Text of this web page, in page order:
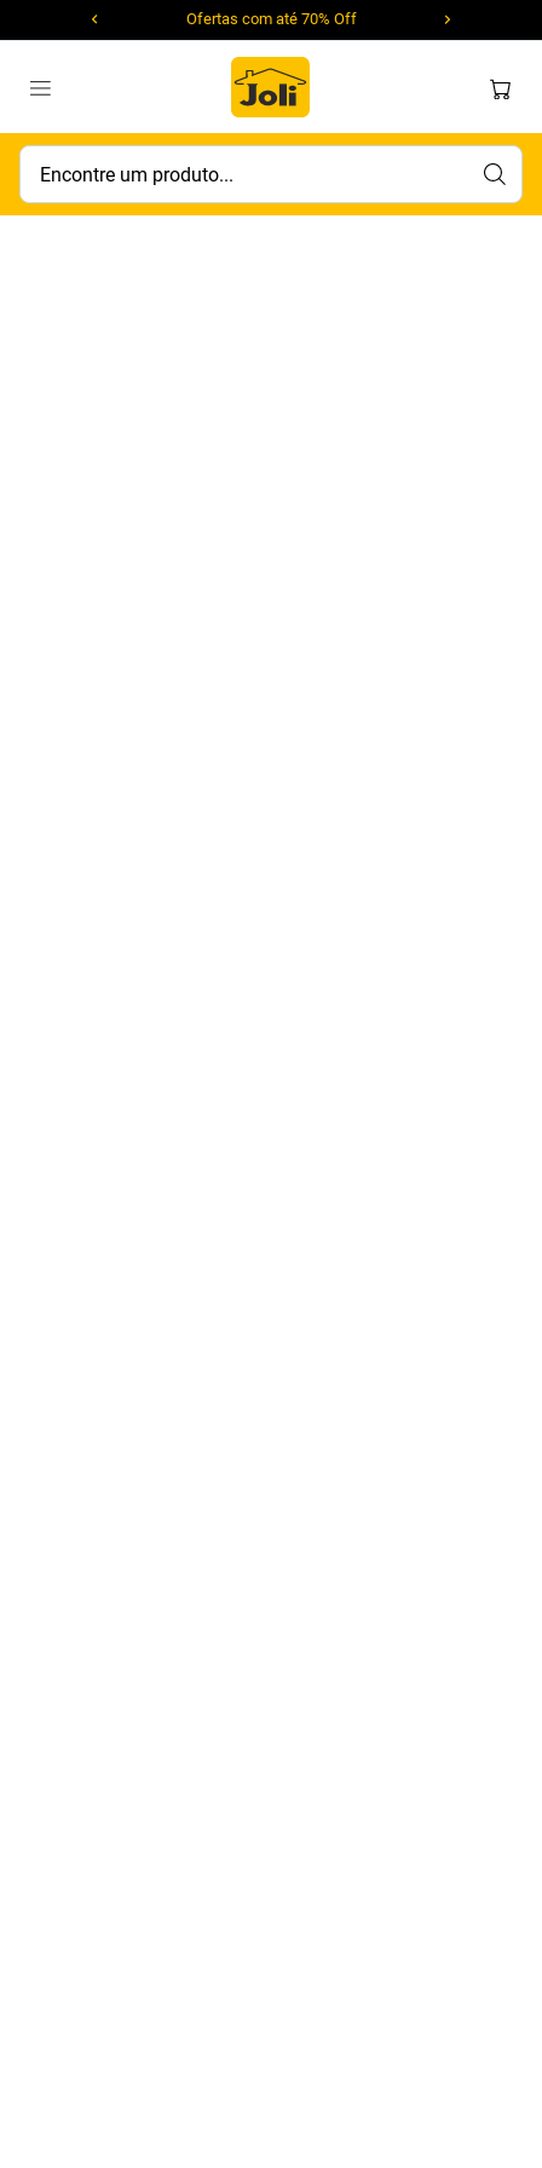
Ofertas com até 70% Off
Encontre um produto...